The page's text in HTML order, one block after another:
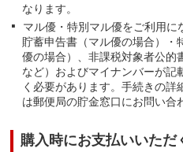
なります。
マル優・特別マル優をご利用
貯蓄申告書（マル優の場合）・
優の場合）、非課税対象者公的
など）およびマイナンバーが記
く必要があります。手続きの詳
は郵便局の貯金窓口にお問い合
購入時にお支払いいた